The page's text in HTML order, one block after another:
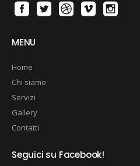
MENU
Home
Chi siamo
Servizi
Gallery
Contatti
Seguici su Facebook!